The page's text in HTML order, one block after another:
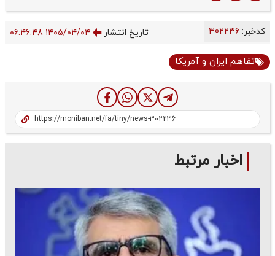
کدخبر: تاریخ انتشار ۱۴۰۵/۰۴/۰۴ ۰۶:۴۶:۴۸
تفاهم‌ ایران و آمریکا
اخبار مرتبط